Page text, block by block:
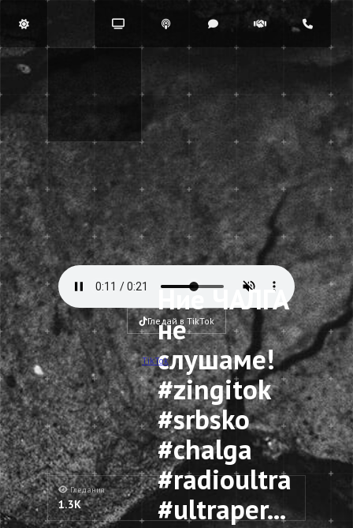
Гледай в TikTok
TikTok
Ние ЧАЛГА
не
слушаме!
#zingitok
#srbsko
#chalga
#radioultra
#ultraper...
Гледания
1.3K